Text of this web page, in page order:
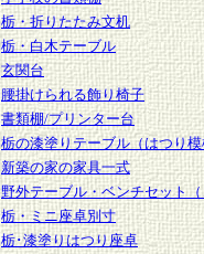
栃・折りたたみ文机
栃・白木テーブル
玄関台
腰掛けられる飾り椅子
書類棚/プリンター台
栃の漆塗りテーブル（はつり
新築の家の家具一式
野外テーブル・ベンチセット
栃・ミニ座卓別寸
栃･漆塗りはつり座卓